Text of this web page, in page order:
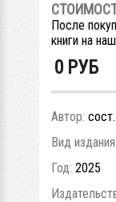
После
книги на
0 РУБ
Автор:
Вид издания:
Год: 2025